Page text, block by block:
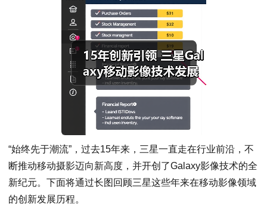
“始终先于潮流”，过去15年来，三星一直走在行业前沿，不
断推动移动摄影迈向新高度，并开创了Galaxy影像技术的全
新纪元。下面将通过长图回顾三星这些年来在移动影像领域
的创新发展历程。